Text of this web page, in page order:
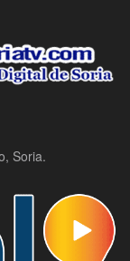
Soria.